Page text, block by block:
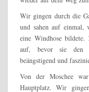
Wir gingen durch die
und sahen auf einmal,
eine Windhose
auf, bevor sie den
beängstigend und
Von der Moschee
Hauptplatz. Wir